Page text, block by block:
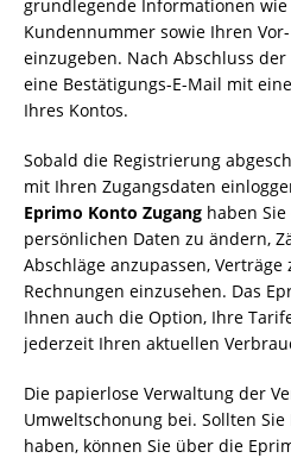
grundlegende Informationen
Kundennummer sowie Ihren
einzugeben. Nach Abschluss
eine Bestätigungs-E-Mail mit
Ihres Kontos.
Sobald die Registrierung
mit Ihren Zugangsdaten
Eprimo Konto Zugang haben
persönlichen Daten zu ändern,
Abschläge anzupassen,
Rechnungen einzusehen. Das
Ihnen auch die Option, Ihre
jederzeit Ihren aktuellen
Die papierlose Verwaltung der
Umweltschonung bei. Sollten
haben, können Sie über die